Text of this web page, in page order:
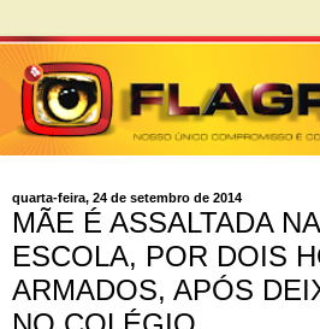
quarta-feira, 24 de setembro de 2014
MÃE É ASSALTADA
ESCOLA, POR DOIS
ARMADOS, APÓS